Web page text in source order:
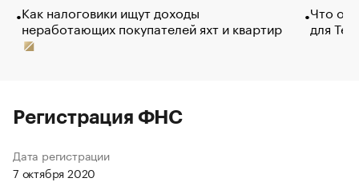
Как налоговики ищут доходы
неработающих покупателей яхт и квартир
Что
для
Регистрация ФНС
Дата регистрации
7 октября 2020